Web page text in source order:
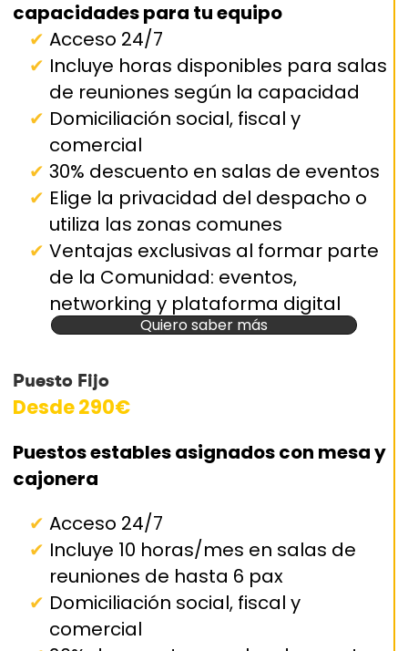
capacidades para tu equipo
Acceso 24/7
Incluye horas disponibles para salas
de reuniones según la capacidad
Domiciliación social, fiscal y
comercial
30% descuento en salas de eventos
Elige la privacidad del despacho o
utiliza las zonas comunes
Ventajas exclusivas al formar parte
de la Comunidad: eventos,
networking y plataforma digital
Quiero saber más
Puesto Fijo
Desde 290€
Puestos estables asignados con mesa y
cajonera
Acceso 24/7
Incluye 10 horas/mes en salas de
reuniones de hasta 6 pax
Domiciliación social, fiscal y
comercial